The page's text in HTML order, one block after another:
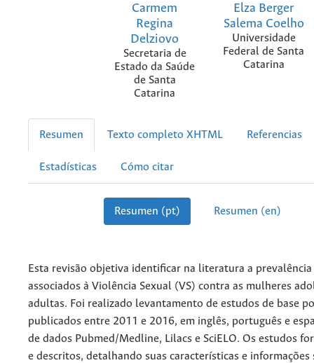
Carmem
Regina
Delziovo
Secretaria de
Estado da Saúde
de Santa
Catarina
Elza Berger
Salema Coelho
Universidade
Federal de Santa
Catarina
Resumen Texto completo XHTML Referencias
Estadísticas Cómo citar
Resumen (pt) Resumen (en)
Esta revisão objetiva identificar na literatura a
associados à Violência Sexual (VS) contra as mulheres
adultas. Foi realizado levantamento de estudos de base
publicados entre 2011 e 2016, em inglês, português e
de dados Pubmed/Medline, Lilacs e SciELO. Os estudos
e descritos, detalhando suas características e informações